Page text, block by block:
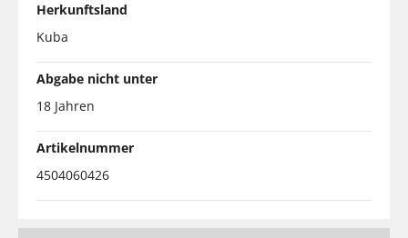
Herkunftsland
Kuba
Abgabe nicht unter
18 Jahren
Artikelnummer
4504060426